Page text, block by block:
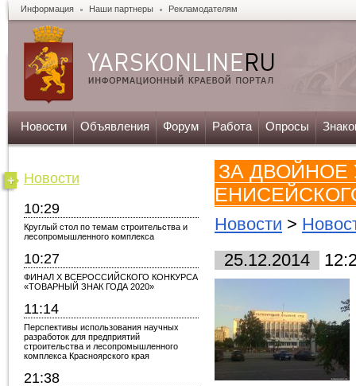
Информация Наши партнеры Рекламодателям
Новости Объявления Форум Работа Опросы
Новости
10:29
Круглый стол по темам строительства и
лесопромышленного комплекса
10:27
ФИНАЛ X ВСЕРОССИЙСКОГО КОНКУРСА
«ТОВАРНЫЙ ЗНАК ГОДА 2020»
11:14
Перспективы использования научных
разработок для предприятий
строительства и лесопромышленного
комплекса Красноярского края
21:38
ЗА ДВОЙНОЕ
Новости >
25.12.2014